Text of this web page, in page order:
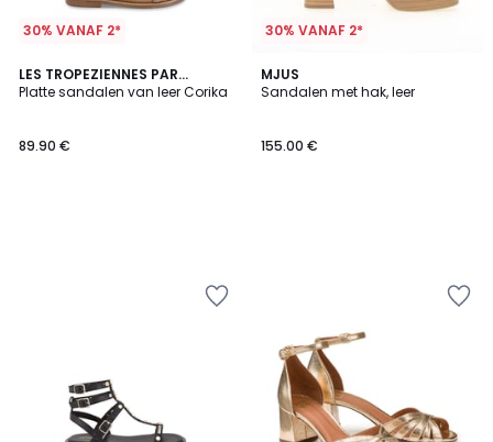
30% VANAF 2*
LES TROPEZIENNES PAR
M.BELARBI
Platte sandalen van leer Corika
89.90 €
30% VANAF 2*
MJUS
Sandalen met hak, leer
155.00 €